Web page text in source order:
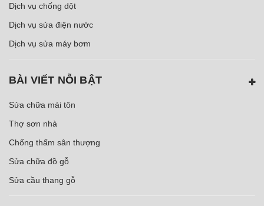
Dịch vụ chống dột
Dịch vụ sửa điện nước
Dịch vụ sửa máy bơm
BÀI VIẾT NỖI BẬT
Sửa chữa mái tôn
Thợ sơn nhà
Chống thấm sân thượng
Sửa chữa đồ gỗ
Sửa cầu thang gỗ